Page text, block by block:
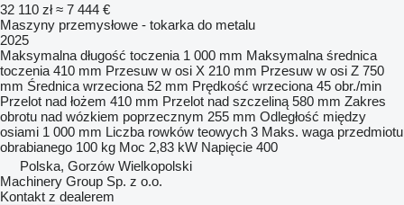
32 110 zł ≈ 7 444 €
Maszyny przemysłowe - tokarka do metalu
2025
Maksymalna długość toczenia 1 000 mm Maksymalna średnica
toczenia 410 mm Przesuw w osi X 210 mm Przesuw w osi Z 750
mm Średnica wrzeciona 52 mm Prędkość wrzeciona 45 obr./min
Przelot nad łożem 410 mm Przelot nad szczeliną 580 mm Zakres
obrotu nad wózkiem poprzecznym 255 mm Odległość między
osiami 1 000 mm Liczba rowków teowych 3 Maks. waga przedmiotu
obrabianego 100 kg Moc 2,83 kW Napięcie 400
Polska, Gorzów Wielkopolski
Machinery Group Sp. z o.o.
Kontakt z dealerem